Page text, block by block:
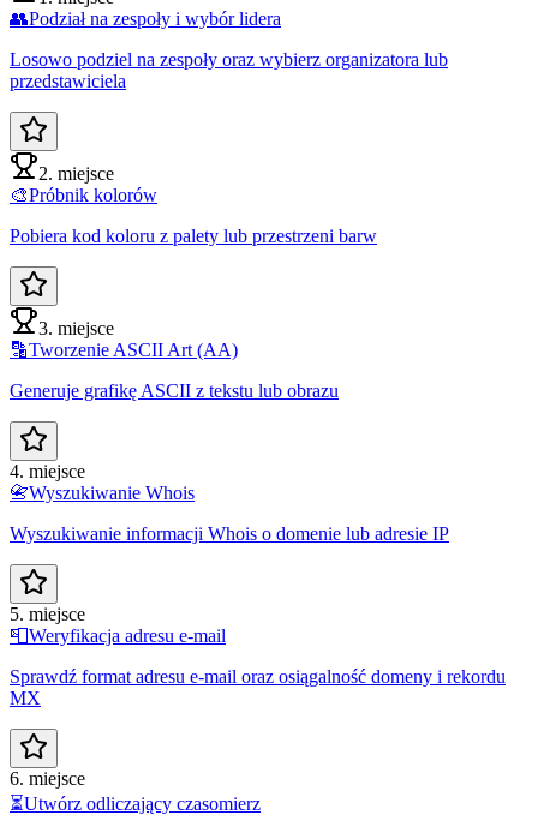
👥Podział na zespoły i wybór lidera
Losowo podziel na zespoły oraz wybierz organizatora lub
przedstawiciela
2. miejsce
🎨Próbnik kolorów
Pobiera kod koloru z palety lub przestrzeni barw
3. miejsce
🔡Tworzenie ASCII Art (AA)
Generuje grafikę ASCII z tekstu lub obrazu
4. miejsce
📇Wyszukiwanie Whois
Wyszukiwanie informacji Whois o domenie lub adresie IP
5. miejsce
📮Weryfikacja adresu e-mail
Sprawdź format adresu e-mail oraz osiągalność domeny i rekordu
MX
6. miejsce
⏳Utwórz odliczający czasomierz